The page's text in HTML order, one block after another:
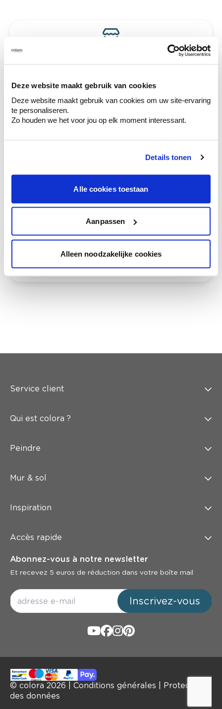
Deze website maakt gebruik van cookies
Deze website maakt gebruik van cookies om uw site-ervaring
te personaliseren.
Zo houden we het voor jou op elk moment interessant.
Details tonen
Alle cookies toestaan
Aanpassen
Alleen noodzakelijke cookies
Voyez votre couleur en magasin
Voyez les nuances assorties pour affiner
votre couleur.
Obtenez des conseils personnalisés sur la
combinaison de couleurs.
Conseil couleur à domicile
en couleur.
Obtenez un conseil couleur en fonction de
l'éclairage et de votre mobilier.
Obtenez un contrôle technologique de vos
Service client
Qui est colora ?
Peindre
Mur & sol
Inspiration
Accès rapide
Abonnez-vous à notre newsletter
Et recevez 5 euros de réduction dans votre boîte mail
Inscrivez-vous
© colora 2026 Conditions générales
Protection
des données